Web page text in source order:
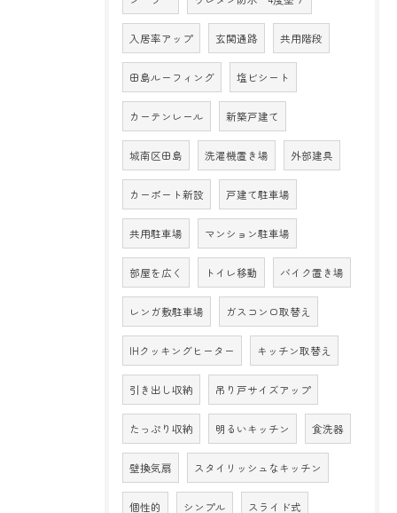
入居率アップ 玄関通路 共用階段
田島ルーフィング 塩ビシート
カーテンレール 新築戸建て
城南区田島 洗濯機置き場 外部建具
カーポート新設 戸建て駐車場
共用駐車場 マンション駐車場
部屋を広く トイレ移動 バイク置き場
レンガ敷駐車場 ガスコンロ取替え
IHクッキングヒーター キッチン取替え
引き出し収納 吊り戸サイズアップ
たっぷり収納 明るいキッチン 食洗器
壁換気扇 スタイリッシュなキッチン
個性的 シンプル スライド式